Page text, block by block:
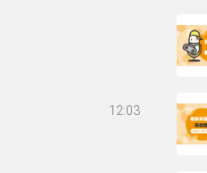
12:03